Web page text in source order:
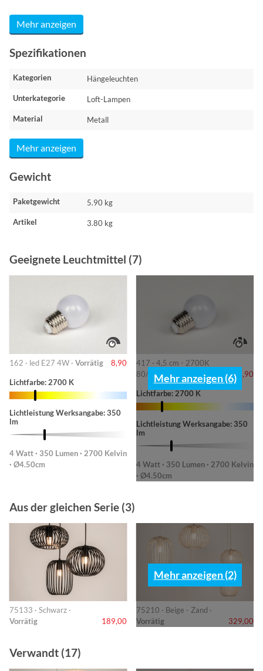
Mehr anzeigen
Spezifikationen
Kategorien Hängeleuchten
Unterkategorie Loft-Lampen
Material Metall
Mehr anzeigen
Gewicht
Paketgewicht 5.90 kg
Artikel 3.80 kg
Geeignete Leuchtmittel (7)
162 · led E27 4W · Vorrätig 8,90
Lichtfarbe: 2700 K
Lichtleistung Werksangabe: 350
lm
4 Watt · 350 Lumen · 2700 Kelvin
· Ø4.50cm
417 · 4,5 cm - 2700K
80/180/370lm ·
Vorrätig 8,90
Lichtfarbe: 2700 K
Lichtleistung Werksangabe: 350
lm
4 Watt · 350 Lumen · 2700 Kelvin
· Ø4.50cm
Mehr anzeigen (6)
Aus der gleichen Serie (3)
75133 · Schwarz ·
Vorrätig
189,00
75210 · Beige - Zand ·
Vorrätig
329,00
Mehr anzeigen (2)
Verwandt (17)